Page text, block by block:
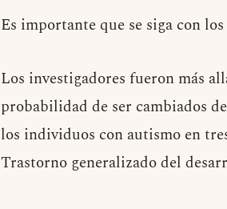
Es importante que se siga con
Los investigadores fueron más
probabilidad de ser cambiados
los individuos con autismo en
Trastorno generalizado del